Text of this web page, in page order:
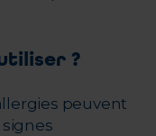
?
peuvent